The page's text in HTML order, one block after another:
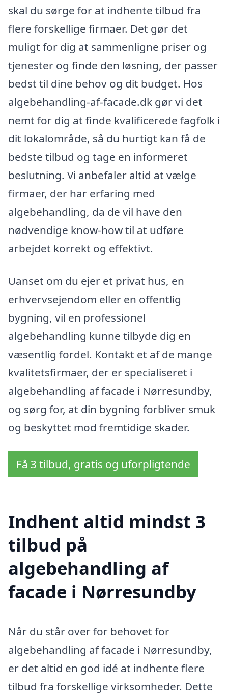
skal du sørge for at indhente tilbud fra
flere forskellige firmaer. Det gør det
muligt for dig at sammenligne priser og
tjenester og finde den løsning, der passer
bedst til dine behov og dit budget. Hos
algebehandling-af-facade.dk gør vi det
nemt for dig at finde kvalificerede fagfolk i
dit lokalområde, så du hurtigt kan få de
bedste tilbud og tage en informeret
beslutning. Vi anbefaler altid at vælge
firmaer, der har erfaring med
algebehandling, da de vil have den
nødvendige know-how til at udføre
arbejdet korrekt og effektivt.
Uanset om du ejer et privat hus, en
erhvervsejendom eller en offentlig
bygning, vil en professionel
algebehandling kunne tilbyde dig en
væsentlig fordel. Kontakt et af de mange
kvalitetsfirmaer, der er specialiseret i
algebehandling af facade i Nørresundby,
og sørg for, at din bygning forbliver smuk
og beskyttet mod fremtidige skader.
Få 3 tilbud, gratis og uforpligtende
Indhent altid mindst 3
tilbud på
algebehandling af
facade i Nørresundby
Når du står over for behovet for
algebehandling af facade i Nørresundby,
er det altid en god idé at indhente flere
tilbud fra forskellige virksomheder. Dette